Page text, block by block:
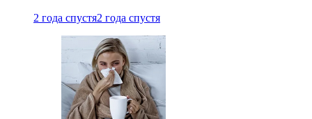
2 года спустя2 года спустя